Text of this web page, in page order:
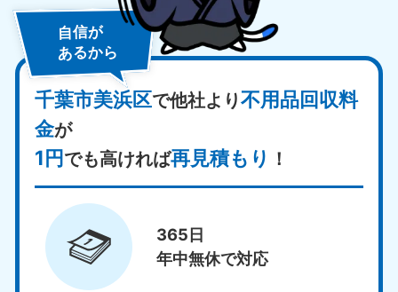
自信が
あるから
千葉市美浜区で他社より不用品回収料
金が
1円でも高ければ再見積もり ！
365日
年中無休で対応